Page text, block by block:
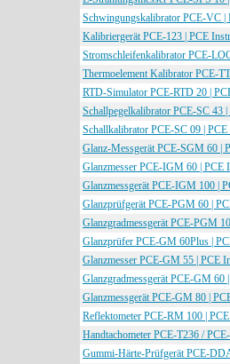
Schwingungskalibrator PCE-VC |
Kalibriergerät PCE-123 | PCE
Stromschleifenkalibrator PCE-
Thermoelement Kalibrator PCE-
RTD-Simulator PCE-RTD 20 |
Schallpegelkalibrator PCE-SC 43
Schallkalibrator PCE-SC 09 |
Glanz-Messgerät PCE-SGM 60 |
Glanzmesser PCE-IGM 60 | PCE
Glanzmessgerät PCE-IGM 100 |
Glanzprüfgerät PCE-PGM 60 |
Glanzgradmessgerät PCE-PGM
Glanzprüfer PCE-GM 60Plus |
Glanzmesser PCE-GM 55 | PCE
Glanzgradmessgerät PCE-GM 60
Glanzmessgerät PCE-GM 80 |
Reflektometer PCE-RM 100 |
Handtachometer PCE-T236 /
Gummi-Härte-Prüfgerät PCE-